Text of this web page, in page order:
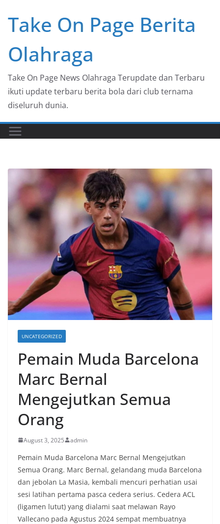
content
Take On Page Berita
Olahraga
Take On Page News Olahraga Terupdate dan Terbaru
ikuti update terbaru berita bola dari club ternama
diseluruh dunia.
UNCATEGORIZED
Pemain Muda Barcelona
Marc Bernal
Mengejutkan Semua
Orang
August 3, 2025 admin
Pemain Muda Barcelona Marc Bernal Mengejutkan
Semua Orang. Marc Bernal, gelandang muda Barcelona
dan jebolan La Masia, kembali mencuri perhatian usai
sesi latihan pertama pasca cedera serius. Cedera ACL
(ligamen lutut) yang dialami saat melawan Rayo
Vallecano pada Agustus 2024 sempat membuatnya